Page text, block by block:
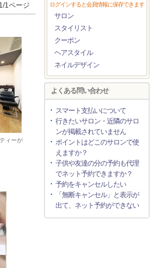
1ページ
ィーが
ログインすると会員情報に保存できます
サロン
スタイリスト
クーポン
ヘアスタイル
ネイルデザイン
よくある問い合わせ
スマート支払いについて
行きたいサロン・近隣のサロ
ンが掲載されていません
ポイントはどこのサロンで使
えますか？
子供や友達の分の予約も代理
でネット予約できますか？
予約をキャンセルしたい
「無断キャンセル」と表示が
出て、ネット予約ができない